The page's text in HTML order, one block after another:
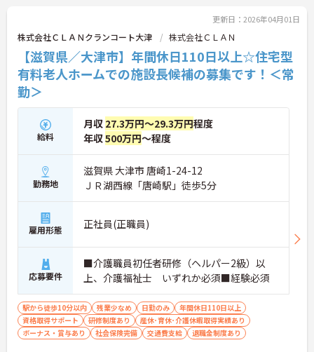
暇などお休みもしっかり確保できます。確定給付企
業年金や1食200円程度の食事補助、会員制高級リゾ
ートの利用など、独自の福利厚生も大変充実してい
ます。有資格者の方にご自身の経験を活かしなが
ら、充実した待遇のもとで新しい施設を作り上げる
やりがいを感じていただける大変おすすめの求人と
なっております。
★おすすめPOINT★
【安定した高収入と充実の福利厚生】
・想定年収618万円と高い給与水準に加えて業績に
よる決算賞与の支給があります
・確定給付企業年金への加入や勤続3年以上の退職
金制度など将来に向けた備えができます
・1食200円程度の食事補助や会員制リゾート施設の
【ワークライフバランスを大切にできる環境】
・緊急時を除いて基本日勤のみの勤務となるため生
活リズムを整えやすくあります
・年間休日110日のほかご自身の誕生月に1日取得で
きる誕生日休暇があります ・産休育休や子どもの看
護休暇などライフステージの変化に合わせて柔軟に
お休みできます
【手厚いサポートとキャリアアップ体制】
更新日：2026年04月01日
株式会社ＣＬＡＮクランコート大津 株式会社ＣＬＡＮ
【滋賀県／大津市】年間休日110日以上☆住宅型
有料老人ホームでの施設長候補の募集です！＜常
勤＞
給料
月収 27.3万円～29.3万円程度
年収500万円～程度
勤務地
滋賀県 大津市 唐崎1-24-12
ＪＲ湖西線「唐崎駅」徒歩5分
雇用形態 正社員(正職員)
応募要件
■介護職員初任者研修（ヘルパー2級）以
上、介護福祉士 いずれか必須■経験必須
駅から徒歩10分以内 残業少なめ 日勤のみ
年間休日110日以上
資格取得サポート
研修制度あり
産休･育休･介護休暇取得実績あり
ボーナス・賞与あり
社会保険完備 交通費支給 退職金制度あり